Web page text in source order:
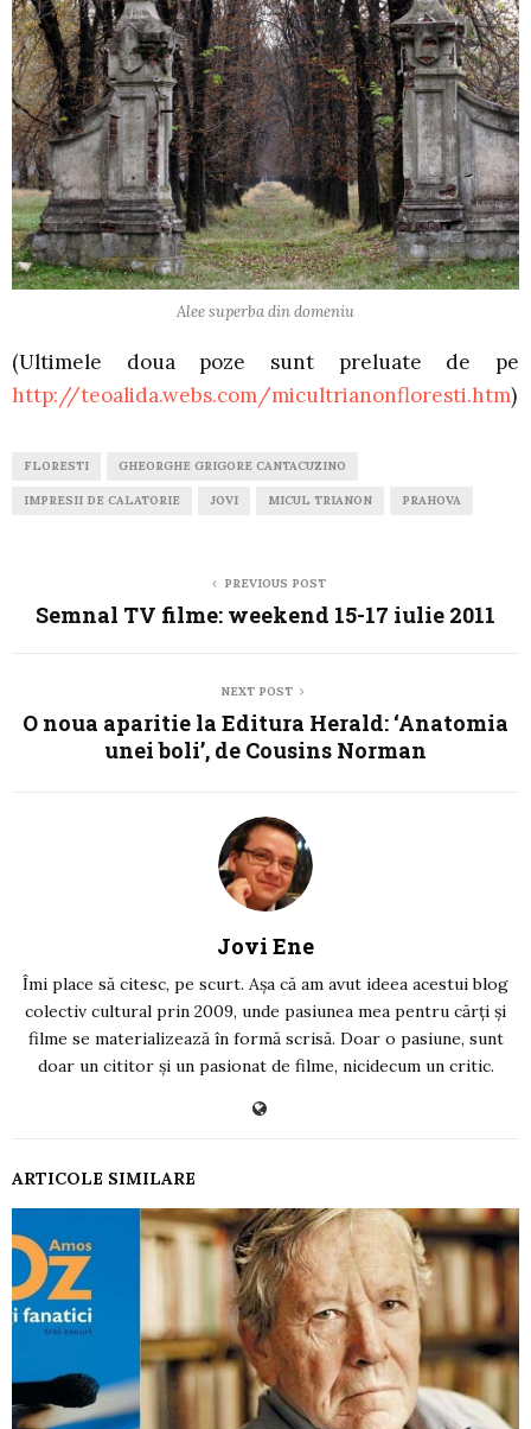
Alee superba din domeniu
(Ultimele doua poze sunt preluate de pe
http://teoalida.webs.com/micultrianonfloresti.htm)
FLORESTI GHEORGHE GRIGORE CANTACUZINO
IMPRESII DE CALATORIE JOVI MICUL TRIANON PRAHOVA
PREVIOUS POST
Semnal TV filme: weekend 15-17 iulie 2011
NEXT POST
O noua aparitie la Editura Herald: ‘Anatomia
unei boli’, de Cousins Norman
Jovi Ene
Îmi place să citesc, pe scurt. Așa că am avut ideea acestui blog
colectiv cultural prin 2009, unde pasiunea mea pentru cărți și
filme se materializează în formă scrisă. Doar o pasiune, sunt
doar un cititor și un pasionat de filme, nicidecum un critic.
ARTICOLE SIMILARE